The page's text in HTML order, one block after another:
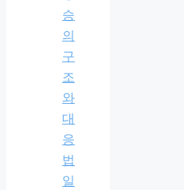
승
의
구
조
와
대
응
법
일